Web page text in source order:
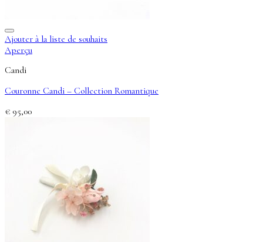
Ajouter à la liste de souhaits
Aperçu
Candi
Couronne Candi – Collection Romantique
€ 95,00